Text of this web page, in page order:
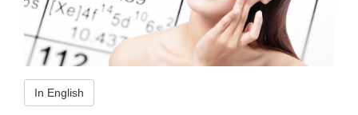
In English